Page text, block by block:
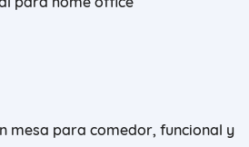
mesa para comedor, funcional y